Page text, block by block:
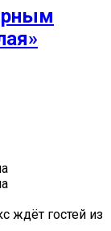
ждёт гостей из